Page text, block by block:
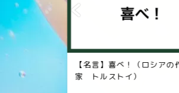
【名言】喜べ！（ロシアの
家 トルストイ）